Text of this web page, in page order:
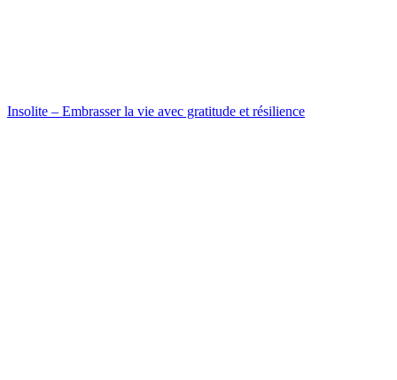
Insolite – Embrasser la vie avec gratitude et résilience